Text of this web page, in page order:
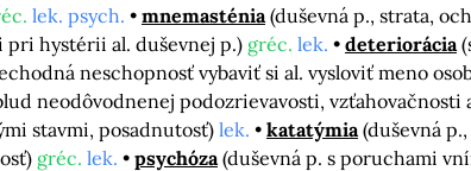
lek. psych. mnemasténia (duševná p., strata,
pri hystérii al. duševnej p.) gréc. lek. deteriorácia
neschopnosť vybaviť si al. vysloviť meno
neodôvodnenej podozrievavosti, vzťahovačnosti
stavmi, posadnutosť) lek. katatýmia (duševná
gréc. lek. psychóza (duševná p. s poruchami